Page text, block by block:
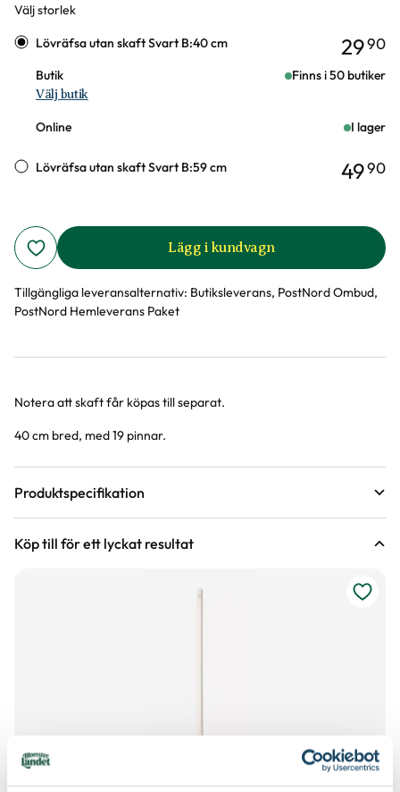
Välj storlek
Varianter
Lövräfsa utan skaft Svart B:40 cm 2990
Butik Finns i 50 butiker
Välj butik
Online I lager
Lövräfsa utan skaft Svart B:59 cm 4990
Lägg i kundvagn
Tillgängliga leveransalternativ: Butiksleverans, PostNord Ombud,
PostNord Hemleverans Paket
Produktinformation
Notera att skaft får köpas till separat.
40 cm bred, med 19 pinnar.
Produktspecifikation
Material Plast
Köp till för ett lyckat resultat